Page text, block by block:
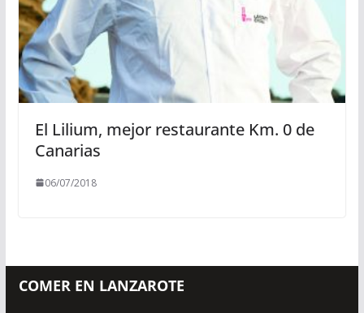
El Lilium, mejor restaurante Km. 0 de
Canarias
06/07/2018
COMER EN LANZAROTE